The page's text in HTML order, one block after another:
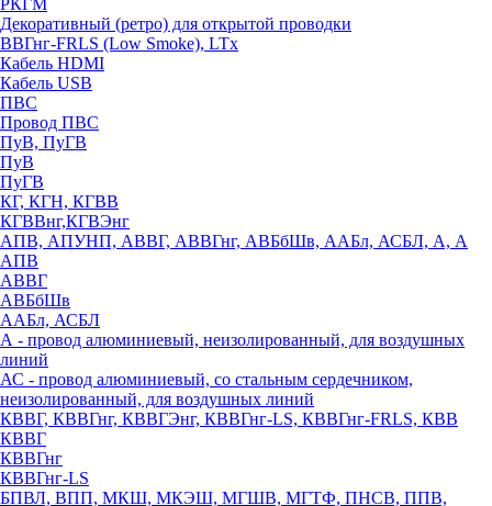
РКГМ
Декоративный (ретро) для открытой проводки
ВВГнг-FRLS (Low Smoke), LTx
Кабель HDMI
Кабель USB
ПВС
Провод ПВС
ПуВ, ПуГВ
ПуВ
ПуГВ
КГ, КГН, КГВВ
КГВВнг,КГВЭнг
АПВ, АПУНП, АВВГ, АВВГнг, АВБбШв, ААБл, АСБЛ, А, А
АПВ
АВВГ
АВБбШв
ААБл, АСБЛ
А - провод алюминиевый, неизолированный, для воздушных
линий
АС - провод алюминиевый, со стальным сердечником,
неизолированный, для воздушных линий
КВВГ, КВВГнг, КВВГЭнг, КВВГнг-LS, КВВГнг-FRLS, КВВ
КВВГ
КВВГнг
КВВГнг-LS
БПВЛ, ВПП, МКШ, МКЭШ, МГШВ, МГТФ, ПНСВ, ППВ,